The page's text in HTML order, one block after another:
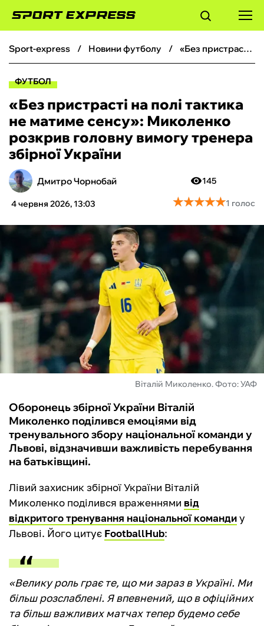
ФУТБОЛ
БОКС
ХОКЕЙ
ТЕНІС
КІБЕРСПОРТ
ЧС-2026
ФУТЗАЛ
ІНШІ
БУКМЕКЕРИ
sport-express новини футболу «Без пристрасті на полі тактика не матиме сенсу»: Миколенко розкрив головну вимогу тренера збірної України
ФУТБОЛ
«Без пристрасті на полі тактика
не матиме сенсу»: Миколенко
розкрив головну вимогу тренера
збірної України
Дмитро Чорнобай
4 червня 2026, 13:03
145
★★★★★
★★★★★1 голос
Віталій Миколенко. Фото: УАФ
Оборонець збірної України Віталій
Миколенко поділився емоціями від
тренувального збору національної команди у
Львові, відзначивши важливість перебування
на батьківщині.
Лівий захисник збірної України Віталій
Миколенко поділився враженнями від
відкритого тренування національної командиу
Львові. Його цитує FootballHub:
«Велику роль грає те, що ми зараз в Україні. Ми
більш розслаблені. Я впевнений, що в офіційних
та більш важливих матчах тепер будемо себе